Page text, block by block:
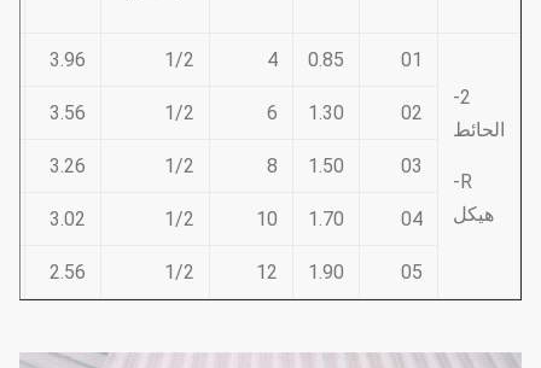
2-
الحائط
R-
هيكل
01
0.85
4
1/2
3.96
02
1.30
6
1/2
3.56
03
1.50
8
1/2
3.26
04
1.70
10
1/2
3.02
05
1.90
12
1/2
2.56